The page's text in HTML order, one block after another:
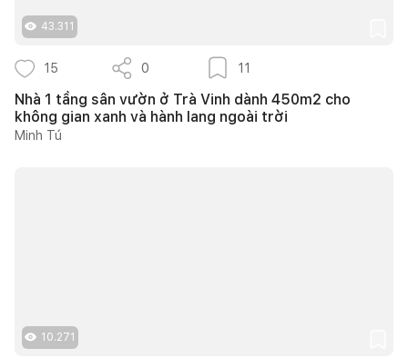
43.311
15 0 11
Nhà 1 tầng sân vườn ở Trà Vinh dành 450m2 cho
không gian xanh và hành lang ngoài trời
Minh Tú
10.271